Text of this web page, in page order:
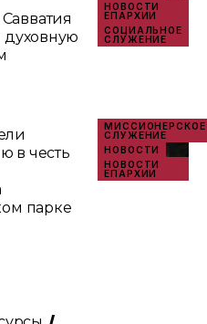
НОВОСТИ
ЕПАРХИИ
СОЦИАЛЬНОЕ
СЛУЖЕНИЕ
духовную
МИССИОНЕРСКОЕ
СЛУЖЕНИЕ
НОВОСТИ
НОВОСТИ
ЕПАРХИИ
в честь
парке